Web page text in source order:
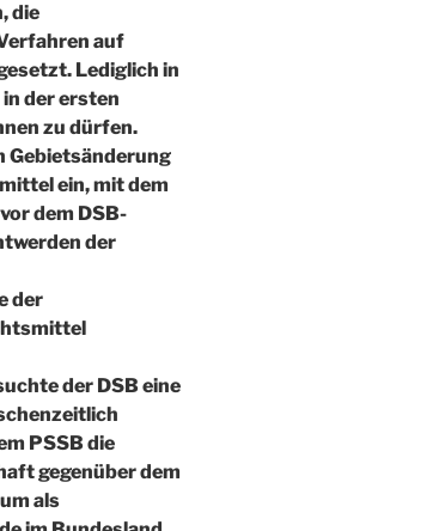
die
auf
Lediglich in
der ersten
zu dürfen.
Gebietsänderung
ein, mit dem
dem DSB-
der
der
der DSB eine
PSSB die
gegenüber dem
als